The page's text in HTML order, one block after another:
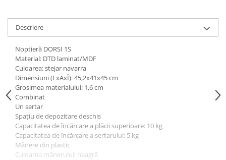
Descriere
Noptieră DORSI 1S
Material: DTD laminat/MDF
Culoarea: stejar navarra
Dimensiuni (LxAxÎ): 45,2x41x45 cm
Grosimea materialului: 1,6 cm
Combinat
Un sertar
Spaţiu de depozitare deschis
Capacitatea de încărcare a plăcii superioare: 10 kg
Capacitatea de încărcare a sertarului: 5 kg
Mânere din plastic
Culoarea mânerului: neagră